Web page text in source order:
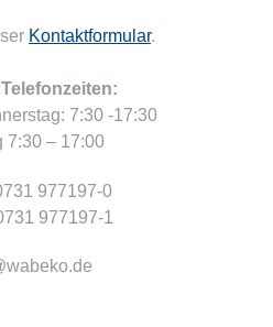
Kontaktformular.
7:30 -17:30
7:30 – 17:00
977197-0
977197-1